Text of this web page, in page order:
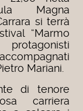
Magna
si terrà
“Marmo
Mariani.
di tenore
carriera